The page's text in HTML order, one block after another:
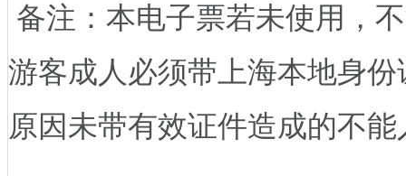
备注：本电子票若未使用，
游客成人必须带上海本地身
原因未带有效证件造成的不